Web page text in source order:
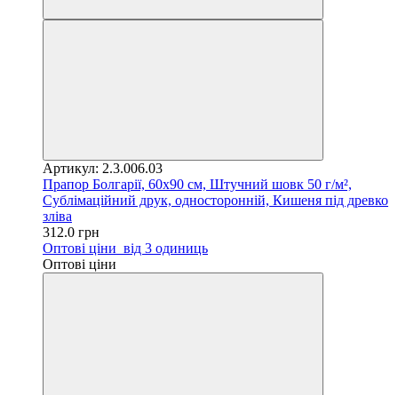
Артикул: 2.3.006.03
Прапор Болгарії, 60х90 см, Штучний шовк 50 г/м²,
Сублімаційний друк, односторонній, Кишеня під древко
зліва
312.0 грн
Оптові ціни від 3 одиниць
Оптові ціни